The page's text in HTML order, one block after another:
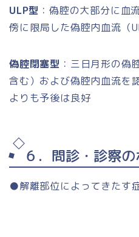
ULP型 ：偽腔の大部分に血
傍に限局した偽腔内血流（
偽腔閉塞型 ：三日月形の偽
含む）および偽腔内血流を
よりも予後は良好
６．問診・診察
●解離部位によってきたす